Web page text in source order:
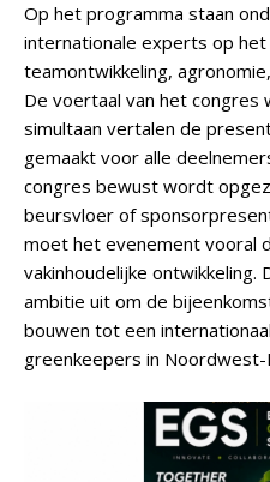
Op het programma staan
internationale experts op het
teamontwikkeling,
De voertaal van het congres
simultaan vertalen de
gemaakt voor alle
congres bewust wordt
beursvloer of
moet het evenement vooral
vakinhoudelijke
ambitie uit om de
bouwen tot een
greenkeepers in Noordwest-